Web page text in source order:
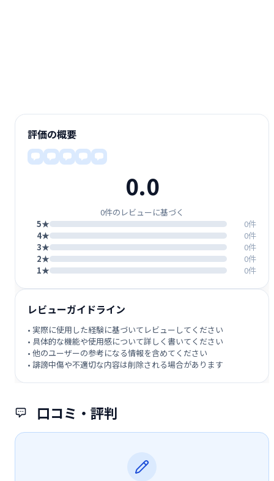
口コミ・評判
評価の概要
0.0
0件のレビューに基づく
5★
0件
4★
0件
3★
0件
2★
0件
1★
0件
レビューガイドライン
• 実際に使用した経験に基づいてレビューしてください
• 具体的な機能や使用感について詳しく書いてください
• 他のユーザーの参考になる情報を含めてください
• 誹謗中傷や不適切な内容は削除される場合があります